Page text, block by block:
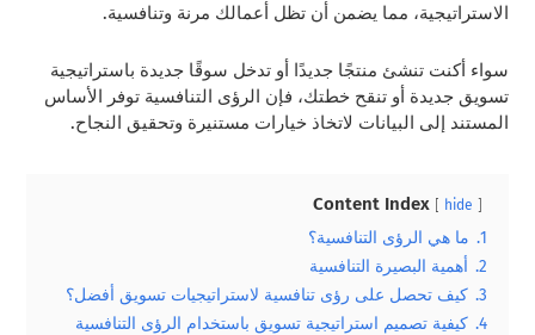
الاستراتيجية، مما يضمن أن تظل أعمالك مرنة وتنافسية.
سواء أكنت تنشئ منتجًا جديدًا أو تدخل سوقًا جديدة باستراتيجية
تسويق جديدة أو تنقح خطتك، فإن الرؤى التنافسية توفر الأساس
المستند إلى البيانات لاتخاذ خيارات مستنيرة وتحقيق النجاح.
Content Index hide
1. ما هي الرؤى التنافسية؟
2. أهمية البصيرة التنافسية
3. كيف تحصل على رؤى تنافسية لاستراتيجيات تسويق أفضل؟
4. كيفية تصميم استراتيجية تسويق باستخدام الرؤى التنافسية